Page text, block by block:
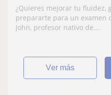
exp.)
¿Quieres mejorar tu fluidez,
prepararte para un examen
John, profesor nativo de...
ver más